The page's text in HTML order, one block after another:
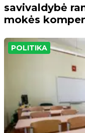
savivaldybė
mokės
POLITIKA